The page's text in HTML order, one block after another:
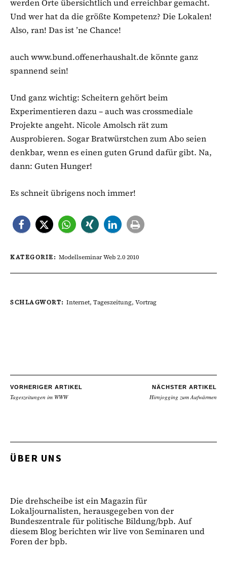
werden Orte übersichtlich und erreichbar gemacht.
Und wer hat da die größte Kompetenz? Die Lokalen!
Also, ran! Das ist ’ne Chance!
auch www.bund.offenerhaushalt.de könnte ganz
spannend sein!
Und ganz wichtig: Scheitern gehört beim
Experimentieren dazu – auch was crossmediale
Projekte angeht. Nicole Amolsch rät zum
Ausprobieren. Sogar Bratwürstchen zum Abo seien
denkbar, wenn es einen guten Grund dafür gibt. Na,
dann: Guten Hunger!
Es schneit übrigens noch immer!
KATEGORIE: Modellseminar Web 2.0 2010
SCHLAGWORT: Internet, Tageszeitung, Vortrag
VORHERIGER ARTIKEL
Tageszeitungen im WWW
NÄCHSTER ARTIKEL
Hirnjogging zum Aufwärmen
ÜBER UNS
Die drehscheibe ist ein Magazin für
Lokaljournalisten, herausgegeben von der
Bundeszentrale für politische Bildung/bpb. Auf
diesem Blog berichten wir live von Seminaren und
Foren der bpb.